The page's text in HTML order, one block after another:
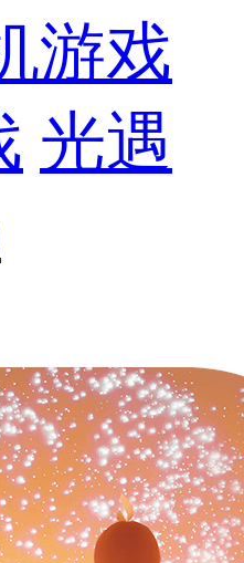
游戏
光遇